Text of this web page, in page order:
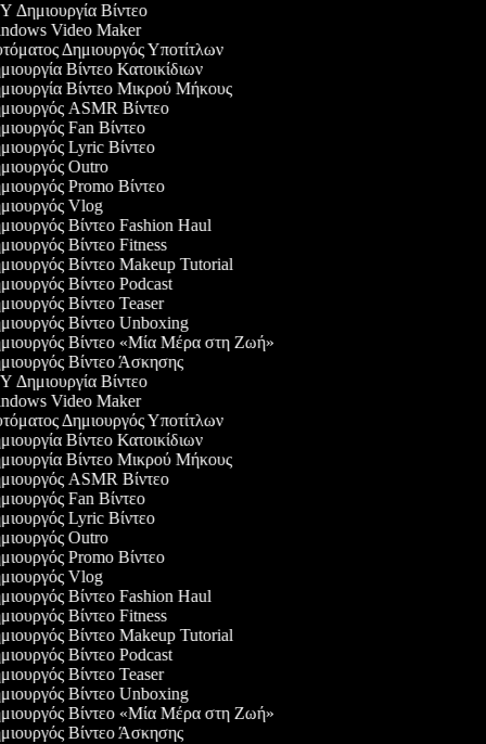
Δημιουργία Βίντεο
Video Maker
Δημιουργός Υποτίτλων
Βίντεο Κατοικίδιων
Βίντεο Μικρού Μήκους
ASMR Βίντεο
Fan Βίντεο
Lyric Βίντεο
Outro
Promo Βίντεο
Vlog
Βίντεο Fashion Haul
Βίντεο Fitness
Βίντεο Makeup Tutorial
Βίντεο Podcast
Βίντεο Teaser
Βίντεο Unboxing
Βίντεο «Μία Μέρα στη Ζωή»
Βίντεο Άσκησης
Δημιουργία Βίντεο
Video Maker
Δημιουργός Υποτίτλων
Βίντεο Κατοικίδιων
Βίντεο Μικρού Μήκους
ASMR Βίντεο
Fan Βίντεο
Lyric Βίντεο
Outro
Promo Βίντεο
Vlog
Βίντεο Fashion Haul
Βίντεο Fitness
Βίντεο Makeup Tutorial
Βίντεο Podcast
Βίντεο Teaser
Βίντεο Unboxing
Βίντεο «Μία Μέρα στη Ζωή»
Βίντεο Άσκησης